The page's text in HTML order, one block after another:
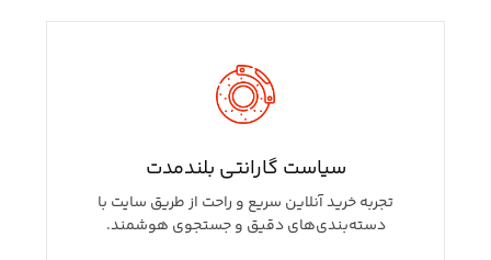
سیاست گارانتی بلندمدت
تجربه خرید آنلاین سریع و راحت از طریق سایت با
دسته‌بندی‌های دقیق و جستجوی هوشمند.